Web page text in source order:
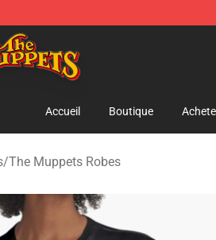
Merchandise Shop
Accueil Boutique
/The Muppets Robes